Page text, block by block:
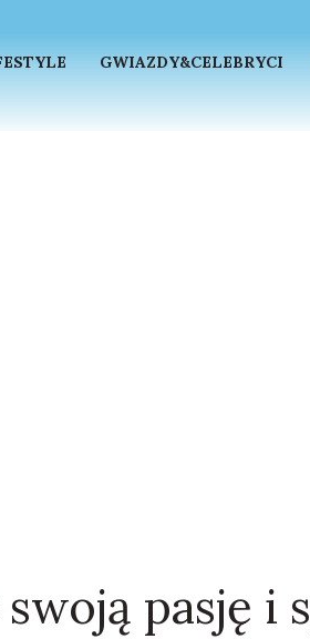
GWIAZDY&CELEBRYCI
pasję i